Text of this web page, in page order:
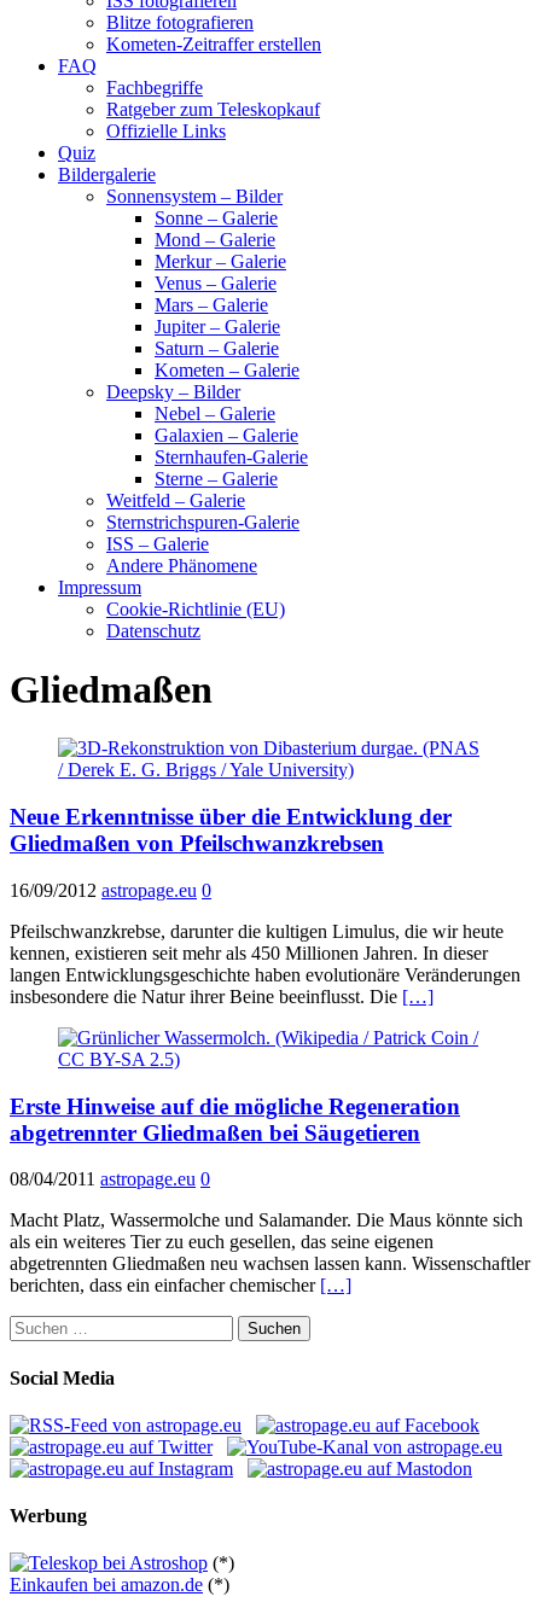
Blitze fotografieren
Kometen-Zeitraffer erstellen
FAQ
Fachbegriffe
Ratgeber zum Teleskopkauf
Offizielle Links
Quiz
Bildergalerie
Sonnensystem – Bilder
Sonne – Galerie
Mond – Galerie
Merkur – Galerie
Venus – Galerie
Mars – Galerie
Jupiter – Galerie
Saturn – Galerie
Kometen – Galerie
Deepsky – Bilder
Nebel – Galerie
Galaxien – Galerie
Sternhaufen-Galerie
Sterne – Galerie
Weitfeld – Galerie
Sternstrichspuren-Galerie
ISS – Galerie
Andere Phänomene
Impressum
Cookie-Richtlinie (EU)
Datenschutz
Gliedmaßen
Neue Erkenntnisse über die Entwicklung der
Gliedmaßen von Pfeilschwanzkrebsen
16/09/2012 astropage.eu 0
Pfeilschwanzkrebse, darunter die kultigen Limulus, die wir heute
kennen, existieren seit mehr als 450 Millionen Jahren. In dieser
langen Entwicklungsgeschichte haben evolutionäre Veränderungen
insbesondere die Natur ihrer Beine beeinflusst. Die […]
Erste Hinweise auf die mögliche Regeneration
abgetrennter Gliedmaßen bei Säugetieren
08/04/2011 astropage.eu 0
Macht Platz, Wassermolche und Salamander. Die Maus könnte sich
als ein weiteres Tier zu euch gesellen, das seine eigenen
abgetrennten Gliedmaßen neu wachsen lassen kann. Wissenschaftler
berichten, dass ein einfacher chemischer […]
Suchen
nach:
Social Media
Werbung
(*)
Einkaufen bei amazon.de (*)